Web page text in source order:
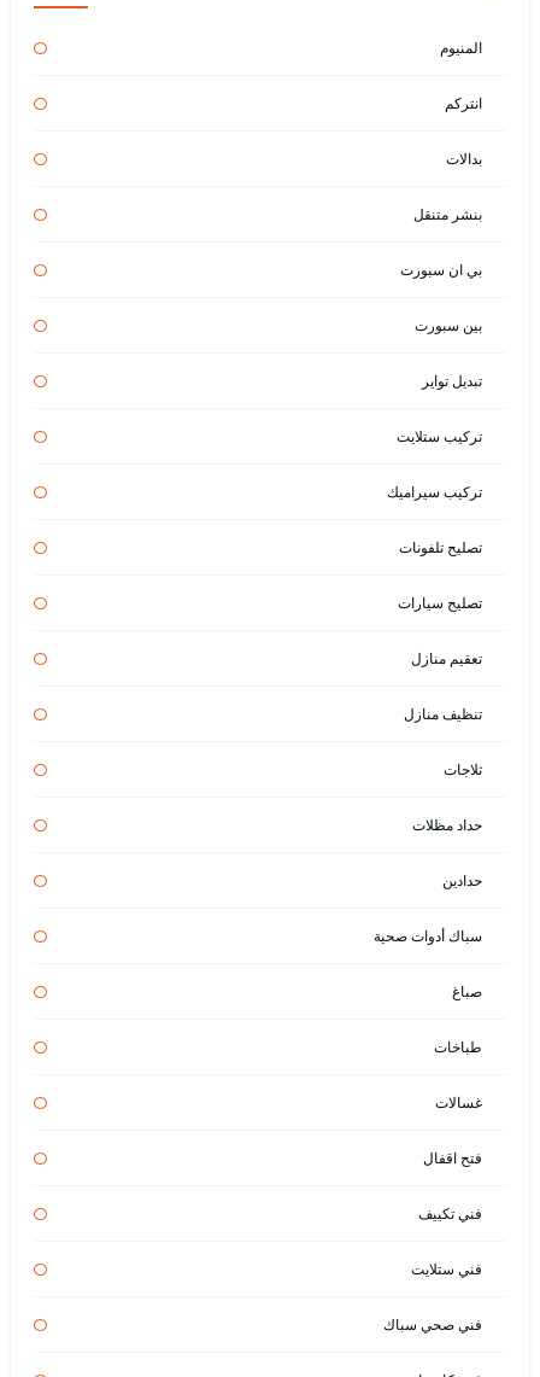
المنيوم
انتركم
بدالات
بنشر متنقل
بي ان سبورت
بين سبورت
تبديل تواير
تركيب ستلايت
تركيب سيراميك
تصليح تلفونات
تصليح سيارات
تعقيم منازل
تنظيف منازل
ثلاجات
حداد مظلات
حدادين
سباك أدوات صحية
صباغ
طباخات
غسالات
فتح اقفال
فني تكييف
فني ستلايت
فني صحي سباك